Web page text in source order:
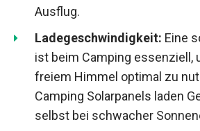
Ausflug.
Ladegeschwindigkeit: Eine
ist beim Camping essenziell,
freiem Himmel optimal zu
Camping Solarpanels laden
selbst bei schwacher